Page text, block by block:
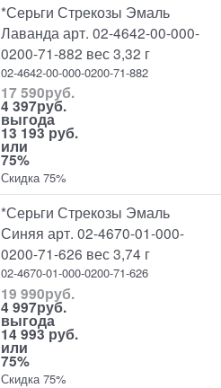
*Серьги Стрекозы Эмаль
Лаванда арт. 02-4642-00-000-
0200-71-882 вес 3,32 г
02-4642-00-000-0200-71-882
17 590руб.
4 397руб.
выгода
13 193 руб.
или
75%
Скидка 75%
*Серьги Стрекозы Эмаль
Синяя арт. 02-4670-01-000-
0200-71-626 вес 3,74 г
02-4670-01-000-0200-71-626
19 990руб.
4 997руб.
выгода
14 993 руб.
или
75%
Скидка 75%